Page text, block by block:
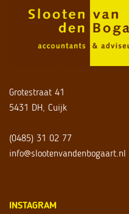
Grotestraat 41
5431 DH, Cuijk
(0485) 31 02 77
info@slootenvandenbogaart.nl
INSTAGRAM